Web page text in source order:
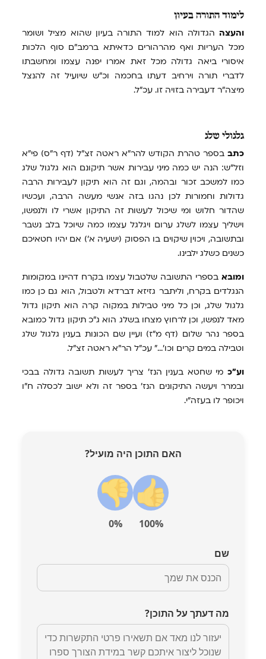
לימוד התורה בעיון
והעצה הגדולה הוא למוד התורה בעיון שהוא מציל ושומר
מכל העריות ואף מהרהורים כדאיתא ברמב"ם סוף הלכות
איסורי ביאה גדולה מכל זאת אמרו יפנה עצמו ומחשבתו
לדברי תורה וירחיב דעתו בחכמה וכ"ש שיועיל זה להנצל
מיצה"ר דעבירה בזויה זו. עכ"ל.
גלגולי שלג
כתב בספר טהרת הקודש להר"א ראטה זצ"ל (דף ר"ס) פי"א
וזל"ש: הנה יש כמה מיני עבירות אשר תיקונם הוא גלגול שלג
כמו למשכב זכור ובהמה, וגם זה הוא תיקון לעבירות הרבה
גדולות וחמורות לכן נהגו בזה אנשי מעשה הרבה, ועכשיו
שהדור חלוש ומי שיכול לעשות זה התיקון אשרי לו ולנפשו,
וישליך עצמו לשלג ערום ויגלגל עצמו כמה שיוכל בלב נשבר
ובתשובה, ויכוין שיקוים בו הפסוק (ישעיה א') אם יהיו חטאיכם
כשנים כשלג ילבינו.
ומובא בספרי התשובה שלטבול עצמו בקרח דהיינו במקומות
הנגלדים בקרח, וליתבר גזיזא דברדא ולטבול, הוא גם כן כמו
גלגול שלג, וכן כל מיני טבילות במקוה קרה הוא תיקון גדול
מאד לנפשו, וכן לרחוץ מצחו בשלג הוא ג"כ תיקון גדול כמובא
בספר נהר שלום (דף מ"ז) ועיין שם הכונות בענין גלגול שלג
וטבילה במים קרים וכו'..." עכ"ל הר"א ראטה זצ"ל.
וע"כ מי שחטא בענין הנז' צריך לעשות תשובה גדולה בבכי
ובמרר ויעשה התיקונים הנז' בספר זה ולא ישוב לכסלה ח"ו
ויכופר לו בעזה"י.
האם התוכן היה מועיל?
100%
0%
שם
מה דעתך על התוכן?